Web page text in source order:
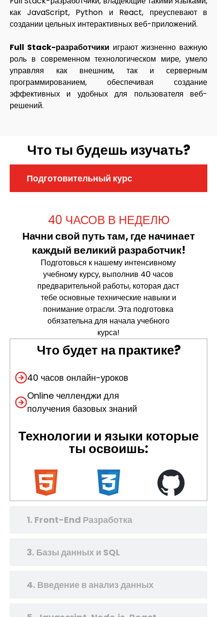
как JavaScript, Python и React, преуспевают в
создании цельных интерактивных веб-приложений.
Full Stack-разработчики играют жизненно важную
роль в современном технологическом мире, умело
управляя как внешним, так и серверным
программированием, обеспечивая создание
эффективных и удобных для пользователя веб-
решений.
Что ты будешь изучать?
Подготовительный курс
1. Front-End Разработка
3. Базы данных и SQL
4. Введение в анализ данных
40 ЧАСОВ В НЕДЕЛЮ
Начни свой путь там, где начинает
каждый великий разработчик!​
Подготовься к нашему интенсивному
учебному курсу, выполнив 40 часов
предварительной работы, которая даст
тебе основные технические навыки и
понимание отрасли. Эта подготовка
обязательна для начала учебного
курса!
Что будет на практике?
40 часов онлайн-уроков
Online челленджи для
получения базовых знаний
Технологии и языки которые
ты освоишь: